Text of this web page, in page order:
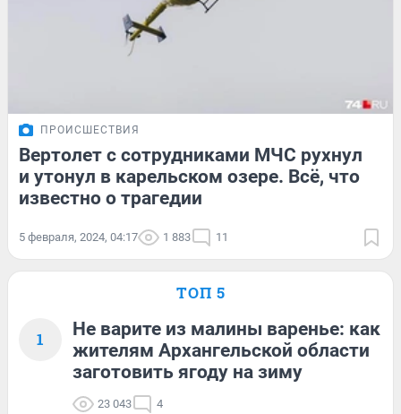
ПРОИСШЕСТВИЯ
Вертолет с сотрудниками МЧС рухнул
и утонул в карельском озере. Всё, что
известно о трагедии
5 февраля, 2024, 04:17 1 883 11
ТОП 5
1
Не варите из малины варенье: как
жителям Архангельской области
заготовить ягоду на зиму
23 043 4